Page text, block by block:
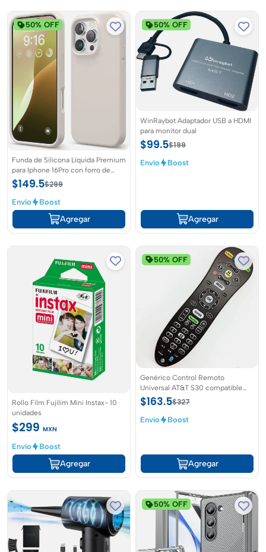
50% OFF
Funda de Silicona Líquida Premium
para Iphone 16Pro con forro de
microfibra marca Elago
$149.5$299
Envío Boost
Agregar
50% OFF
WinRaybot Adaptador USB a HDMI
para monitor dual
$99.5$199
Envío Boost
Agregar
Rollo Film Fujilim Mini Instax- 10
unidades
$299 MXN
Envío
Boost
Agregar
50% OFF
Genérico Control Remoto
Universal AT&T S30 compatible
con Televisión, Cine en casa,
Videoconsola, Reproductor
DVD/Blu-ray
$163.5$327
Envío Boost
Agregar
50% OFF